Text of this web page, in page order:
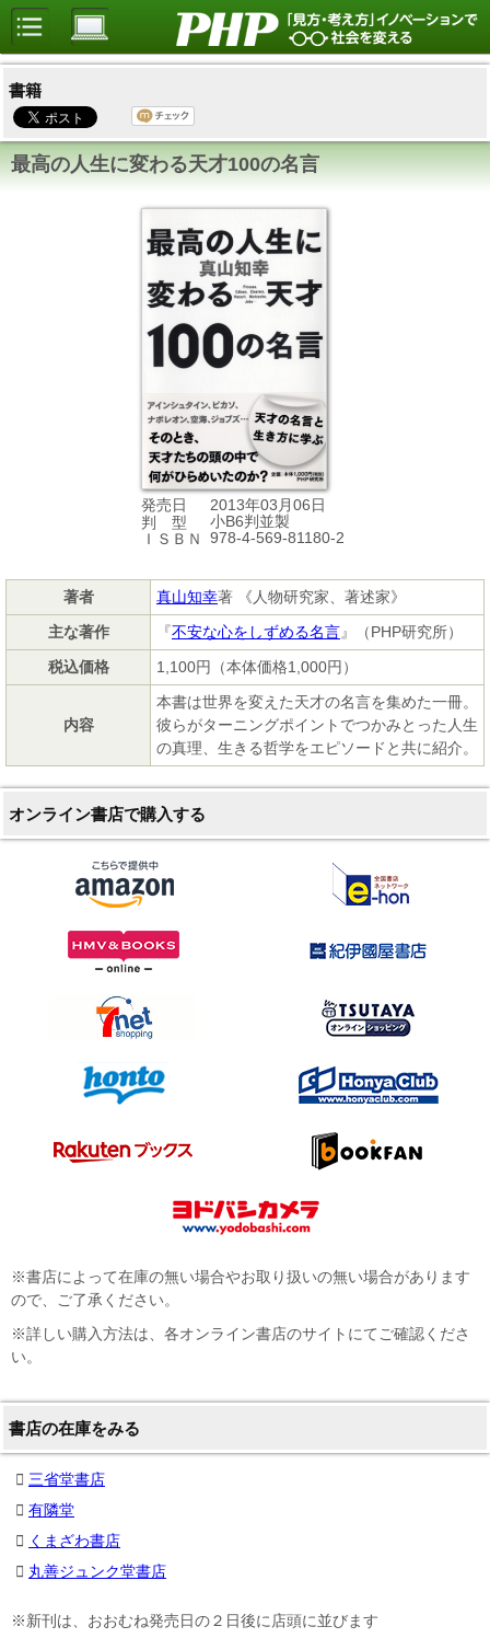
書籍
最高の人生に変わる天才100の名言
発売日
2013年03月06日
判 型
小B6判並製
ＩＳＢＮ
978-4-569-81180-2
著者 真山知幸著 《人物研究家、著述家》
主な著作
『不安な心をしずめる名言』（PHP研究所）
税込価格
1,100円（本体価格1,000円）
内容
本書は世界を変えた天才の名言を集めた一冊。
彼らがターニングポイントでつかみとった人生
の真理、生きる哲学をエピソードと共に紹介。
オンライン書店で購入する
※書店によって在庫の無い場合やお取り扱いの無い場合があります
ので、ご了承ください。
※詳しい購入方法は、各オンライン書店のサイトにてご確認くださ
い。
書店の在庫をみる
三省堂書店
有隣堂
くまざわ書店
丸善ジュンク堂書店
※新刊は、おおむね発売日の２日後に店頭に並びます